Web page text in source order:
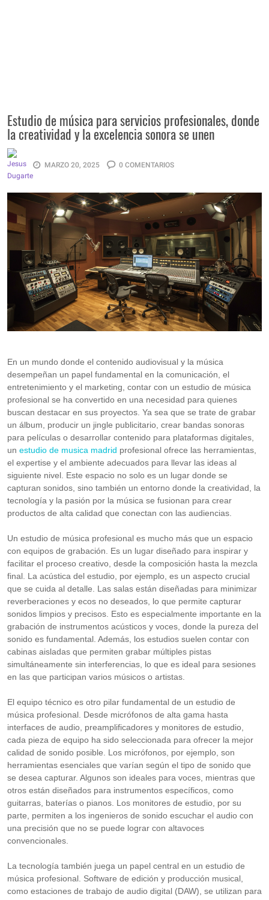
Estudio de música para servicios profesionales, donde
la creatividad y la excelencia sonora se unen
MARZO 20, 2025 0 COMENTARIOS
En un mundo donde el contenido audiovisual y la música
desempeñan un papel fundamental en la comunicación, el
entretenimiento y el marketing, contar con un estudio de música
profesional se ha convertido en una necesidad para quienes
buscan destacar en sus proyectos. Ya sea que se trate de grabar
un álbum, producir un jingle publicitario, crear bandas sonoras
para películas o desarrollar contenido para plataformas digitales,
un estudio de musica madrid profesional ofrece las herramientas,
el expertise y el ambiente adecuados para llevar las ideas al
siguiente nivel. Este espacio no solo es un lugar donde se
capturan sonidos, sino también un entorno donde la creatividad, la
tecnología y la pasión por la música se fusionan para crear
productos de alta calidad que conectan con las audiencias.
Un estudio de música profesional es mucho más que un espacio
con equipos de grabación. Es un lugar diseñado para inspirar y
facilitar el proceso creativo, desde la composición hasta la mezcla
final. La acústica del estudio, por ejemplo, es un aspecto crucial
que se cuida al detalle. Las salas están diseñadas para minimizar
reverberaciones y ecos no deseados, lo que permite capturar
sonidos limpios y precisos. Esto es especialmente importante en la
grabación de instrumentos acústicos y voces, donde la pureza del
sonido es fundamental. Además, los estudios suelen contar con
cabinas aisladas que permiten grabar múltiples pistas
simultáneamente sin interferencias, lo que es ideal para sesiones
en las que participan varios músicos o artistas.
El equipo técnico es otro pilar fundamental de un estudio de
música profesional. Desde micrófonos de alta gama hasta
interfaces de audio, preamplificadores y monitores de estudio,
cada pieza de equipo ha sido seleccionada para ofrecer la mejor
calidad de sonido posible. Los micrófonos, por ejemplo, son
herramientas esenciales que varían según el tipo de sonido que
se desea capturar. Algunos son ideales para voces, mientras que
otros están diseñados para instrumentos específicos, como
guitarras, baterías o pianos. Los monitores de estudio, por su
parte, permiten a los ingenieros de sonido escuchar el audio con
una precisión que no se puede lograr con altavoces
convencionales.
La tecnología también juega un papel central en un estudio de
música profesional. Software de edición y producción musical,
como estaciones de trabajo de audio digital (DAW), se utilizan para